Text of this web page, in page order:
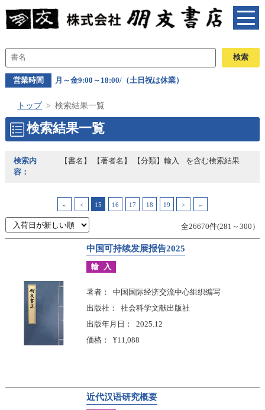
営業時間 月～金9:00～18:00/（土日祝は休業）
トップ 検索結果一覧
検索結果一覧
検索内
容：
【書名】 【著者名】 【分類】輸入 を含む検索結果
« < 15 16 17 18 19 > »
全26670件(281～300）
中国可持续发展报告2025
輸入
著者
中国国际经济交流中心组织编写
出版社
社会科学文献出版社
出版年月日
2025.12
価格
¥11,088
近代汉语研究概要